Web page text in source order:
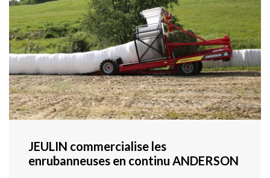
JEULIN commercialise les
enrubanneuses en continu ANDERSON